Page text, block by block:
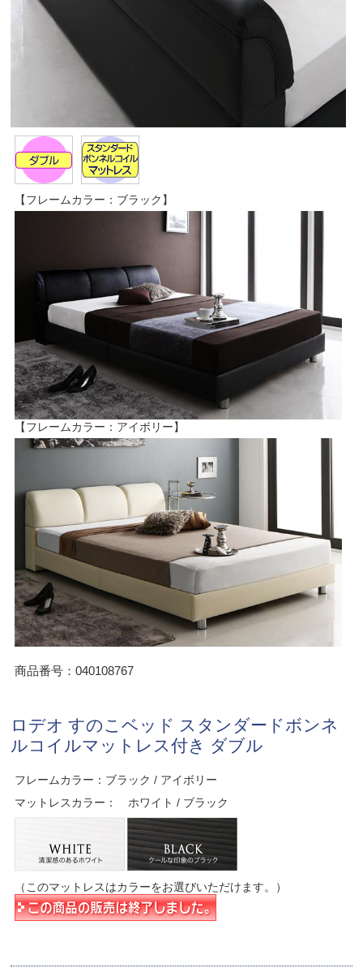
【フレームカラー：ブラック】
【フレームカラー：アイボリー】
商品番号：040108767
ロデオ すのこベッド スタンダードボンネ
ルコイルマットレス付き ダブル
フレームカラー：ブラック / アイボリー
マットレスカラー： ホワイト / ブラック
（このマットレスはカラーをお選びいただけます。）